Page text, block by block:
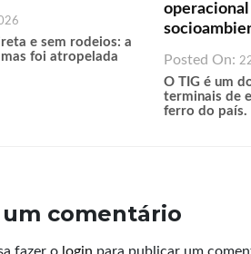
e sem rodeios: a
foi atropelada
Posted On:
O TIG é um
terminais de
ferro do país.
um comentário